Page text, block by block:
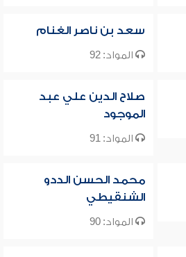
سعد بن ناصر الغنام
المواد: 92
صلاح الدين علي عبد
الموجود
المواد: 91
محمد الحسن الددو
الشنقيطي
المواد: 90